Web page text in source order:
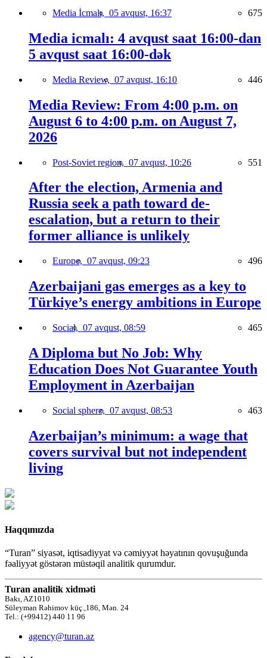
Media İcmalı, 05 avqust, 16:37 675
Media icmalı: 4 avqust saat 16:00-dan
5 avqust saat 16:00-dək
Media Review, 07 avqust, 16:10 446
Media Review: From 4:00 p.m. on
August 6 to 4:00 p.m. on August 7,
2026
Post-Soviet region, 07 avqust, 10:26 551
After the election, Armenia and
Russia seek a path toward de-
escalation, but a return to their
former alliance is unlikely
Europe, 07 avqust, 09:23 496
Azerbaijani gas emerges as a key to
Türkiye’s energy ambitions in Europe
Social, 07 avqust, 08:59 465
A Diploma but No Job: Why
Education Does Not Guarantee Youth
Employment in Azerbaijan
Social sphere, 07 avqust, 08:53 463
Azerbaijan’s minimum: a wage that
covers survival but not independent
living
Haqqımızda
“Turan” siyasət, iqtisadiyyat və cəmiyyət həyatının qovuşuğunda
fəaliyyət göstərən müstəqil analitik qurumdur.
Turan analitik xidməti
Bakı, AZ1010
Süleyman Rəhimov küç.,186, Mən. 24
Tel.: (+99412) 440 11 96
agency@turan.az